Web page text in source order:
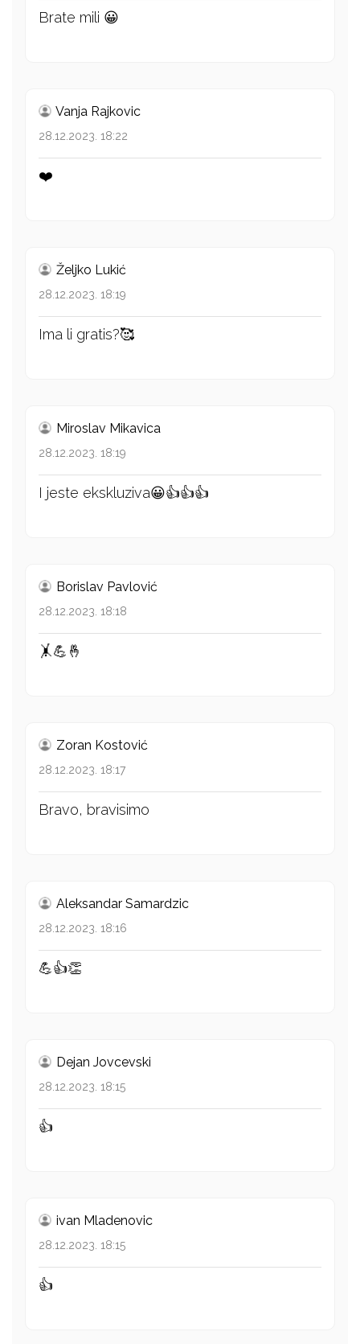
Brate mili 😀
Vanja Rajkovic
28.12.2023. 18:22
❤️
Željko Lukić
28.12.2023. 18:19
Ima li gratis?🥰
Miroslav Mikavica
28.12.2023. 18:19
I jeste ekskluziva😀👍👍👍
Borislav Pavlović
28.12.2023. 18:18
🤸💪🤞
Zoran Kostović
28.12.2023. 18:17
Bravo, bravisimo
Aleksandar Samardzic
28.12.2023. 18:16
💪👍👏
Dejan Jovcevski
28.12.2023. 18:15
👍
ivan Mladenovic
28.12.2023. 18:15
👍